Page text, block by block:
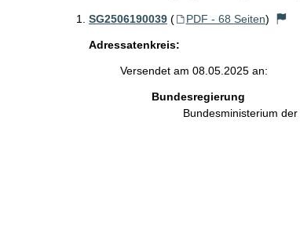
SG2506190039 ( PDF - 68 Seiten)
Adressatenkreis:
Versendet am 08.05.2025 an:
Bundesregierung
Bundesministerium